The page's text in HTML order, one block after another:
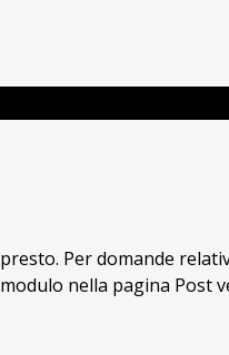
modulo nella pagina Post